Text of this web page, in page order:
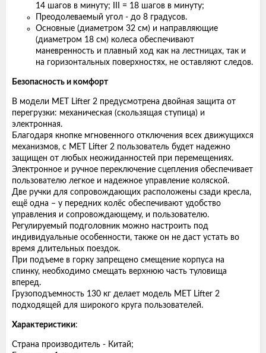
14 шагов в минуту; III = 18 шагов в минуту;
Преодолеваемый угол - до 8 градусов.
Основные (диаметром 32 см) и направляющие
(диаметром 18 см) колеса обеспечивают
маневренность и плавный ход как на лестницах, так и
на горизонтальных поверхностях, не оставляют следов.
Безопасность и комфорт
В модели MET Lifter 2 предусмотрена двойная защита от
перегрузки: механическая (скользящая ступица) и
электронная.
Благодаря кнопке мгновенного отключения всех движущихся
механизмов, с MET Lifter 2 пользователь будет надежно
защищен от любых неожиданностей при перемещениях.
Электронное и ручное переключение сцепления обеспечивает
пользователю легкое и надежное управление коляской.
Две ручки для сопровождающих расположены сзади кресла,
ещё одна – у передних колёс обеспечивают удобство
управления и сопровождающему, и пользователю.
Регулируемый подголовник можно настроить под
индивидуальные особенности, также он не даст устать во
время длительных поездок.
При подъеме в горку запрещено смещение корпуса на
спинку, необходимо смещать верхнюю часть туловища
вперед.
Грузоподъемность 130 кг делает модель MET Lifter 2
подходящей для широкого круга пользователей.
Характеристики:
Страна производитель - Китай;